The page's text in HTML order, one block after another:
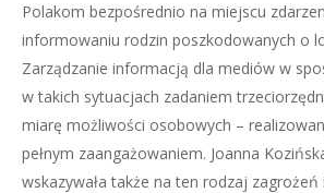
Polakom bezpośrednio na miejscu
informowaniu rodzin poszkodowanych o
Zarządzanie informacją dla mediów w
w takich sytuacjach zadaniem
miarę możliwości osobowych –
pełnym zaangażowaniem. Joanna
wskazywała także na ten rodzaj zagrożeń